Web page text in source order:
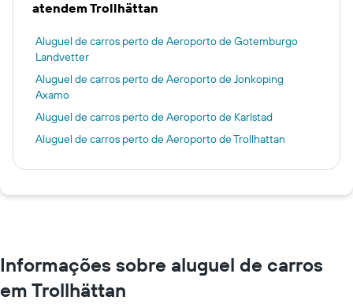
atendem Trollhättan
Aluguel de carros perto de Aeroporto de Gotemburgo
Landvetter
Aluguel de carros perto de Aeroporto de Jonkoping
Axamo
Aluguel de carros perto de Aeroporto de Karlstad
Aluguel de carros perto de Aeroporto de Trollhattan
Informações sobre aluguel de carros
em Trollhättan